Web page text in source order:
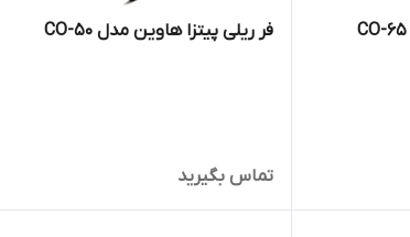
فر ریلی پیتزا هاوین مدل CO-50
تماس بگیرید